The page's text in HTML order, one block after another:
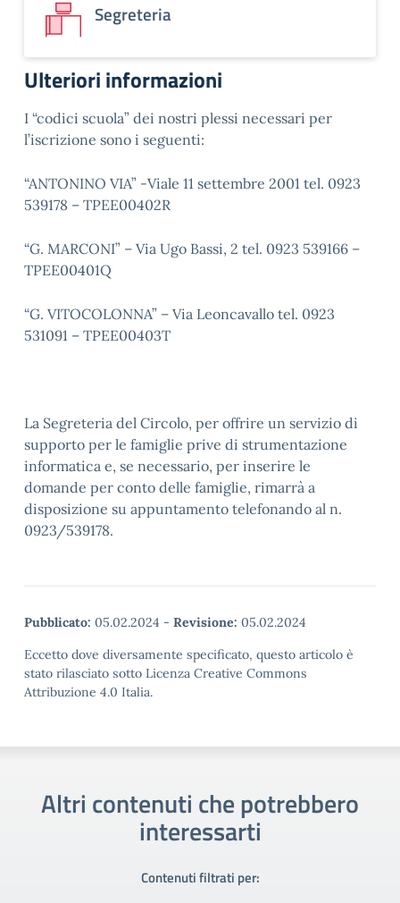
Segreteria
Ulteriori informazioni
I “codici scuola” dei nostri plessi necessari per
l’iscrizione sono i seguenti:
“ANTONINO VIA” -Viale 11 settembre 2001 tel. 0923
539178 – TPEE00402R
“G. MARCONI” – Via Ugo Bassi, 2 tel. 0923 539166 –
TPEE00401Q
“G. VITOCOLONNA” – Via Leoncavallo tel. 0923
531091 – TPEE00403T
La Segreteria del Circolo, per offrire un servizio di
supporto per le famiglie prive di strumentazione
informatica e, se necessario, per inserire le
domande per conto delle famiglie, rimarrà a
disposizione su appuntamento telefonando al n.
0923/539178.
Pubblicato: 05.02.2024 - Revisione: 05.02.2024
Eccetto dove diversamente specificato, questo articolo è
stato rilasciato sotto Licenza Creative Commons
Attribuzione 4.0 Italia.
Altri contenuti che potrebbero
interessarti
Contenuti filtrati per: